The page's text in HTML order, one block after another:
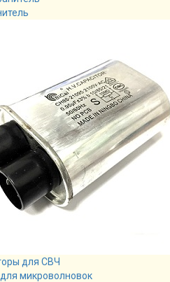
для СВЧ
микроволновок